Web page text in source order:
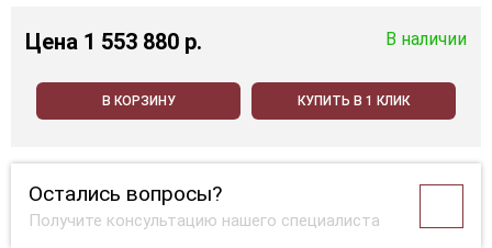
Цена 1 553 880 p. В наличии
В КОРЗИНУ КУПИТЬ В 1 КЛИК
Остались вопросы?
Получите консультацию нашего специалиста